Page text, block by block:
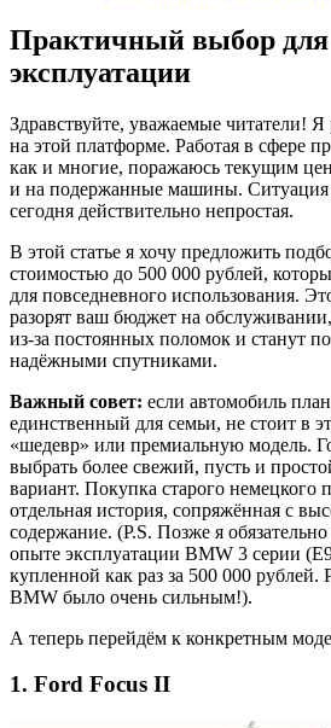
Практичный выбор для
эксплуатации
Здравствуйте, уважаемые читатели! Я
на этой платформе. Работая в сфере
как и многие, поражаюсь текущим
и на подержанные машины.
сегодня действительно непростая.
В этой статье я хочу предложить
стоимостью до 500 000 рублей,
для повседневного использования.
разорят ваш бюджет на
из-за постоянных поломок и станут
надёжными спутниками.
Важный совет: если автомобиль
единственный для семьи, не стоит в
«шедевр» или премиальную модель.
выбрать более свежий, пусть и
вариант. Покупка старого
отдельная история, сопряжённая с
содержание. (P.S. Позже я
опыте эксплуатации BMW 3 серии
купленной как раз за 500 000 рублей.
BMW было очень сильным!).
А теперь перейдём к конкретным
1. Ford Focus II